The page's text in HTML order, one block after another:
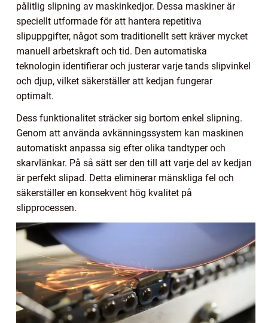
pålitlig slipning av maskinkedjor. Dessa maskiner är
speciellt utformade för att hantera repetitiva
slipuppgifter, något som traditionellt sett kräver mycket
manuell arbetskraft och tid. Den automatiska
teknologin identifierar och justerar varje tands slipvinkel
och djup, vilket säkerställer att kedjan fungerar
optimalt.
Dess funktionalitet sträcker sig bortom enkel slipning.
Genom att använda avkänningssystem kan maskinen
automatiskt anpassa sig efter olika tandtyper och
skarvlänkar. På så sätt ser den till att varje del av kedjan
är perfekt slipad. Detta eliminerar mänskliga fel och
säkerställer en konsekvent hög kvalitet på
slipprocessen.